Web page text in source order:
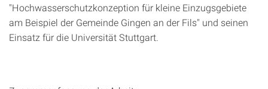
"Hochwasserschutzkonzeption für kleine Einzugsgebiete
am Beispiel der Gemeinde Gingen an der Fils" und seinen
Einsatz für die Universität Stuttgart.